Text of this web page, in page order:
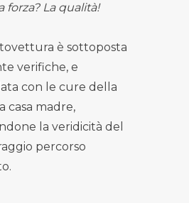
forza? La qualità!
è sottoposta
verifiche, e
con le cure della
casa madre,
la veridicità del
percorso